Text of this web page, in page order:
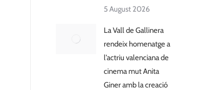
5 August 2026
La Vall de Gallinera
rendeix homenatge a
l’actriu valenciana de
cinema mut Anita
Giner amb la creació